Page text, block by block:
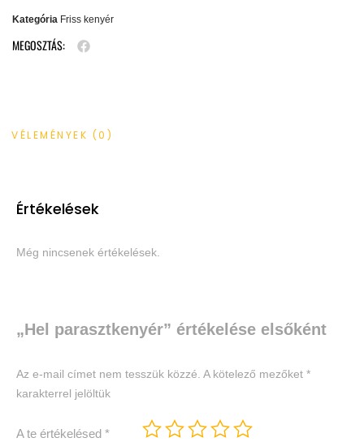
Kategória Friss kenyér
MEGOSZTÁS:
VÉLEMÉNYEK (0)
Értékelések
Még nincsenek értékelések.
„Hel parasztkenyér” értékelése elsőként
Az e-mail címet nem tesszük közzé. A kötelező mezőket *
karakterrel jelöltük
A te értékelésed *